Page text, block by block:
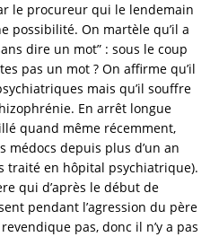
le procureur qui le lendemain
possibilité. On martèle qu’il a
dire un mot” : sous le coup
pas un mot ? On affirme qu’il
mais qu’il souffre
En arrêt longue
quand même récemment,
médocs depuis plus d’un an
traité en hôpital psychiatrique).
qui d’après le début de
pendant l’agression du père
pas, donc il n’y a pas